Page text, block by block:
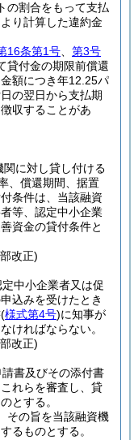
の割合をもって支払
り計算した違約金
16条第1号
第3号
貸付金の期限前償還
額につき年12.25パ
の翌日から支払期
収することがあ
に対し貸し付ける
、償還期間、据置
条件は、当該融資
等、認定中小企業
資金の貸付条件と
改正)
中小企業者又は促
込みを受けたとき
(様式第4号)に知事が
ければならない。
改正)
書及びその添付書
れらを審査し、貸
とする。
その旨を当該融資機
るものとする。